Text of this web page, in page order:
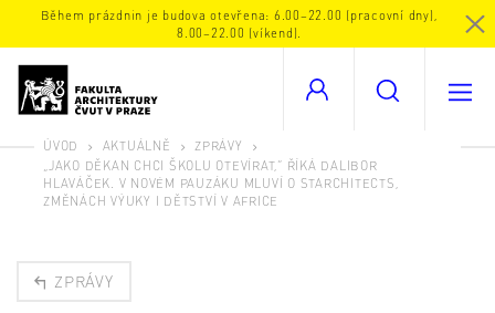
Během prázdnin je budova otevřena: 6.00–22.00 (pracovní dny),
8.00–22.00 (víkend).
ÚVOD AKTUÁLNĚ
ZPRÁVY
„JAKO DĚKAN CHCI ŠKOLU OTEVÍRAT,” ŘÍKÁ DALIBOR
HLAVÁČEK. V NOVÉM PAUZÁKU MLUVÍ O STARCHITECTS,
ZMĚNÁCH VÝUKY I DĚTSTVÍ V AFRICE
ZPRÁVY